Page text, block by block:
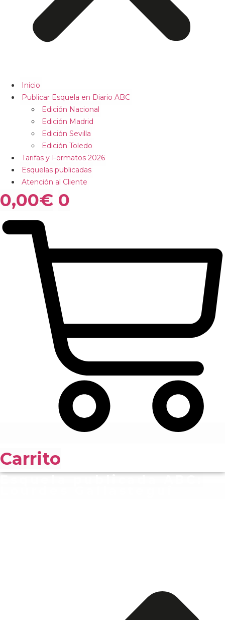
Inicio
Publicar Esquela en Diario ABC
Edición Nacional
Edición Madrid
Edición Sevilla
Edición Toledo
Tarifas y Formatos 2026
Esquelas publicadas
Atención al Cliente
0,00€ 0
Carrito